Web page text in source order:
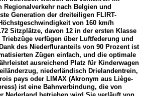
Regionalverkehr nach Belgien und
Generation der dreiteiligen FLIRT-
von 160 km/h
Sitzplätze, davon 12 in der ersten Klasse
verfügen über Luftfederung und
des Niederfluranteils von 90 Prozent ist
Zügen einfach, und die optimale
ausreichend Platz für Kinderwagen
niederländisch Drielandentrein,
pays oder LIMAX (Akronym aus Liège-
ist eine Bahnverbindung, die von